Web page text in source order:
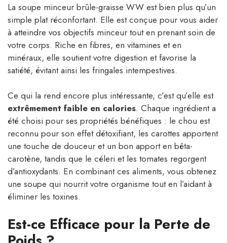
La soupe minceur brûle-graisse WW est bien plus qu’un
simple plat réconfortant. Elle est conçue pour vous aider
à atteindre vos objectifs minceur tout en prenant soin de
votre corps. Riche en fibres, en vitamines et en
minéraux, elle soutient votre digestion et favorise la
satiété, évitant ainsi les fringales intempestives.
Ce qui la rend encore plus intéressante, c’est qu’elle est
extrêmement faible en calories. Chaque ingrédient a
été choisi pour ses propriétés bénéfiques : le chou est
reconnu pour son effet détoxifiant, les carottes apportent
une touche de douceur et un bon apport en bêta-
carotène, tandis que le céleri et les tomates regorgent
d’antioxydants. En combinant ces aliments, vous obtenez
une soupe qui nourrit votre organisme tout en l’aidant à
éliminer les toxines.
Est-ce Efficace pour la Perte de